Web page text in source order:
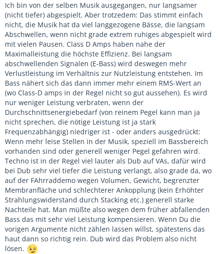
Ich bin von der selben Musik ausgegangen, nur langsamer
(nicht tiefer) abgespielt. Aber trotzedem: Das stimmt einfach
nicht, die Musik hat da viel langgezogene Bässe, die langsam
Abschwellen, wenn nicht grade extrem ruhiges abgespielt wird
mit vielen Pausen. Class D Amps haben nahe der
Maximalleistung die höchste Effizienz. Bei langsam
abschwellenden Signalen (E-Bass) wird deswegen mehr
Verlustleistung im Verhältnis zur Nutzleistung entstehen. Im
Bass nähert sich das dann immer mehr einem RMS-Wert an
(wo Class-D amps in der Regel nicht so gut aussehen). Es wird
nur weniger Leistung verbraten, wenn der
Durchschnittsenergiebedarf (von reinem Pegel kann man ja
nicht sprechen, die nötige Leistung ist ja stark
Frequenzabhängig) niedriger ist - oder anders ausgedrückt:
Wenn mehr leise Stellen in der Musik, speziell im Bassbereich
vorhanden sind oder generell weniger Pegel gefahren wird.
Techno ist in der Regel viel lauter als Dub auf VAs, dafür wird
bei Dub sehr viel tiefer die Leistung verlangt, also grade da, wo
auf der FAhrraddemo wegen Volumen, Gewicht, begrenzter
Membranfläche und schlechterer Ankopplung (kein Erhöhter
Strahlungswiderstand durch Stacking etc.) generell starke
Nachteile hat. Man müßte also wegen dem früher abfallenden
Bass das mit sehr viel Leistung kompensieren. Wenn Du die
vorigen Argumente nicht zählen lassen willst, spätestens das
haut dann so richtig rein. Dub wird das Problem also nicht
lösen.